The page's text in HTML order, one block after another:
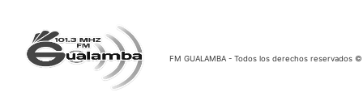
FM GUALAMBA - Todos los derechos reservados